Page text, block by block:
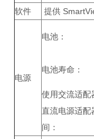
软件
提供
电源
电池：
电池寿命：
使用交流适配
直流电源适配
间：